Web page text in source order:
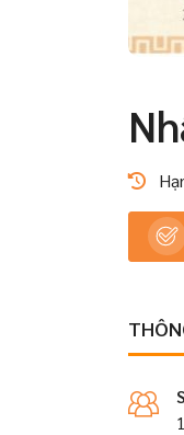
1